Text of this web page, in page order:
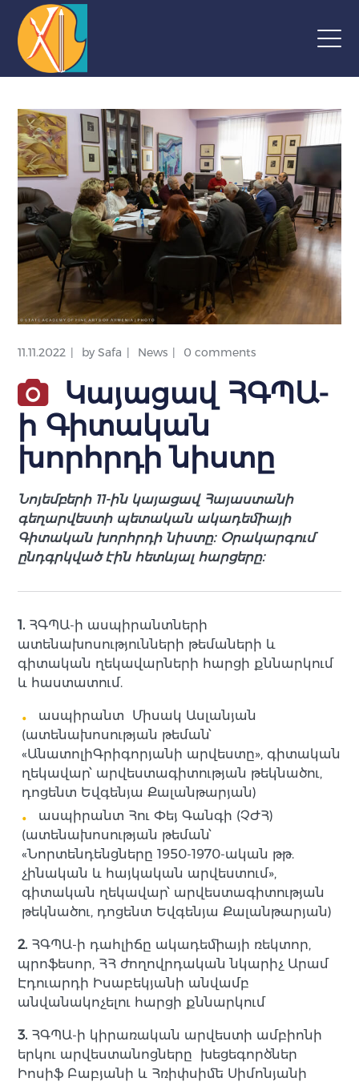
11.11.2022 bySafa News 0 comments
Կայացավ ՀԳՊԱ-
ի Գիտական
խորհրդի նիստը
Նոյեմբերի 11-ին կայացավ Հայաստանի
գեղարվեստի պետական ակադեմիայի
Գիտական խորհրդի նիստը։ Օրակարգում
ընդգրկված էին հետևյալ հարցերը։
1. ՀԳՊԱ-ի ասպիրանտների
ատենախոսությունների թեմաների և
գիտական ղեկավարների հարցի քննարկում
և հաստատում.
ասպիրանտ Միսակ Ասլանյան
(ատենախոսության թեման՝
«ԱնատոլիԳրիգորյանի արվեստը», գիտական
ղեկավար՝ արվեստագիտության թեկնածու,
դոցենտ Եվգենյա Քալանթարյան)
ասպիրանտ Հու Փեյ Գանգի (ՉԺՀ)
(ատենախոսության թեման՝
«Նորտենդենցները 1950-1970-ական թթ.
չինական և հայկական արվեստում»,
գիտական ղեկավար՝ արվեստագիտության
թեկնածու, դոցենտ Եվգենյա Քալանթարյան)
2. ՀԳՊԱ-ի դահլիճը ակադեմիայի ռեկտոր,
պրոֆեսոր, ՀՀ ժողովրդական նկարիչ Արամ
Էդուարդի Իսաբեկյանի անվամբ
անվանակոչելու հարցի քննարկում
3. ՀԳՊԱ-ի կիրառական արվեստի ամբիոնի
երկու արվեստանոցները խեցեգործներ
Իոսիֆ Բաբյանի և Հռիփսիմե Սիմոնյանի